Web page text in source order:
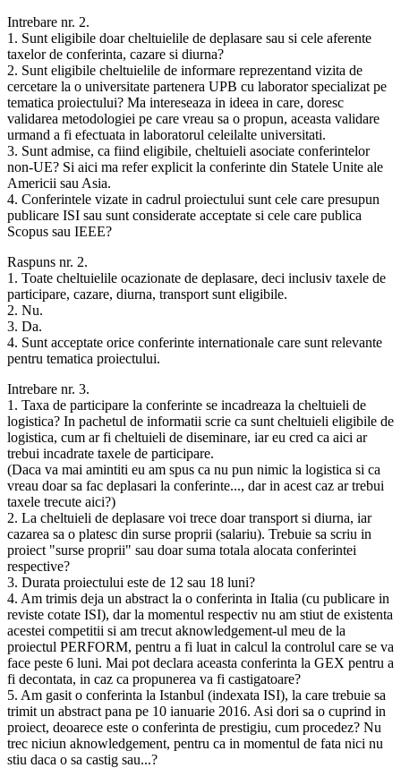
Intrebare nr. 2.
1. Sunt eligibile doar cheltuielile de deplasare sau si cele aferente
taxelor de conferinta, cazare si diurna?
2. Sunt eligibile cheltuielile de informare reprezentand vizita de
cercetare la o universitate partenera UPB cu laborator specializat pe
tematica proiectului? Ma intereseaza in ideea in care, doresc
validarea metodologiei pe care vreau sa o propun, aceasta validare
urmand a fi efectuata in laboratorul celeilalte universitati.
3. Sunt admise, ca fiind eligibile, cheltuieli asociate conferintelor
non-UE? Si aici ma refer explicit la conferinte din Statele Unite ale
Americii sau Asia.
4. Conferintele vizate in cadrul proiectului sunt cele care presupun
publicare ISI sau sunt considerate acceptate si cele care publica
Scopus sau IEEE?
Raspuns nr. 2.
1. Toate cheltuielile ocazionate de deplasare, deci inclusiv taxele de
participare, cazare, diurna, transport sunt eligibile.
2. Nu.
3. Da.
4. Sunt acceptate orice conferinte internationale care sunt relevante
pentru tematica proiectului.
Intrebare nr. 3.
1. Taxa de participare la conferinte se incadreaza la cheltuieli de
logistica? In pachetul de informatii scrie ca sunt cheltuieli eligibile de
logistica, cum ar fi cheltuieli de diseminare, iar eu cred ca aici ar
trebui incadrate taxele de participare.
(Daca va mai amintiti eu am spus ca nu pun nimic la logistica si ca
vreau doar sa fac deplasari la conferinte..., dar in acest caz ar trebui
taxele trecute aici?)
2. La cheltuieli de deplasare voi trece doar transport si diurna, iar
cazarea sa o platesc din surse proprii (salariu). Trebuie sa scriu in
proiect "surse proprii" sau doar suma totala alocata conferintei
respective?
3. Durata proiectului este de 12 sau 18 luni?
4. Am trimis deja un abstract la o conferinta in Italia (cu publicare in
reviste cotate ISI), dar la momentul respectiv nu am stiut de existenta
acestei competitii si am trecut aknowledgement-ul meu de la
proiectul PERFORM, pentru a fi luat in calcul la controlul care se va
face peste 6 luni. Mai pot declara aceasta conferinta la GEX pentru a
fi decontata, in caz ca propunerea va fi castigatoare?
5. Am gasit o conferinta la Istanbul (indexata ISI), la care trebuie sa
trimit un abstract pana pe 10 ianuarie 2016. Asi dori sa o cuprind in
proiect, deoarece este o conferinta de prestigiu, cum procedez? Nu
trec niciun aknowledgement, pentru ca in momentul de fata nici nu
stiu daca o sa castig sau...?